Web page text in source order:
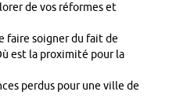
de vos réformes et
faire soigner du fait de
est la proximité pour la
perdus pour une ville de